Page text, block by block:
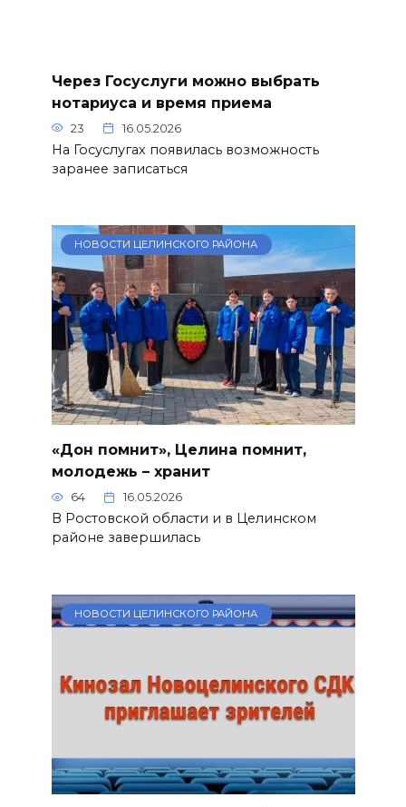
Через Госуслуги можно выбрать
нотариуса и время приема
23 16.05.2026
На Госуслугах появилась возможность
заранее записаться
НОВОСТИ ЦЕЛИНСКОГО РАЙОНА
«Дон помнит», Целина помнит,
молодежь – хранит
64 16.05.2026
В Ростовской области и в Целинском
районе завершилась
НОВОСТИ ЦЕЛИНСКОГО РАЙОНА